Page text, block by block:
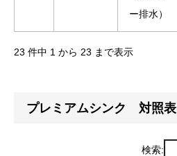
ー排水）
23 件中 1 から 23 まで表示
プレミアムシンク 対照表
検索: